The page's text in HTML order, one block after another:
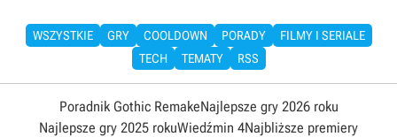
WSZYSTKIE GRY COOLDOWN PORADY
FILMY I SERIALE
TECH
TEMATY RSS
Poradnik Gothic RemakeNajlepsze gry 2026 roku
Najlepsze gry 2025 rokuWiedźmin 4Najbliższe premiery